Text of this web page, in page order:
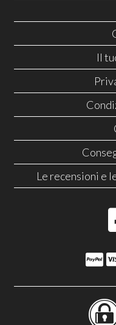
Il
Le recensioni e